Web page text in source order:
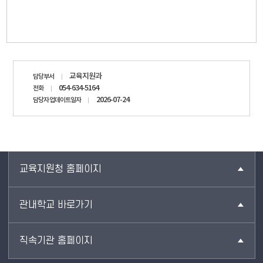
담당부서 교육지원과
전화 054-634-5164
담당자 업데이트일자 2026-07-24
교육지원청 홈페이지
관내학교 바로가기
직속기관 홈페이지